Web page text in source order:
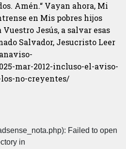
Amén.“ Vayan ahora, Mi
en Mis pobres hijos
Jesús, a salvar esas
Salvador, Jesucristo Leer
mar-2012-incluso-el-aviso-
no-creyentes/
Failed to open
in